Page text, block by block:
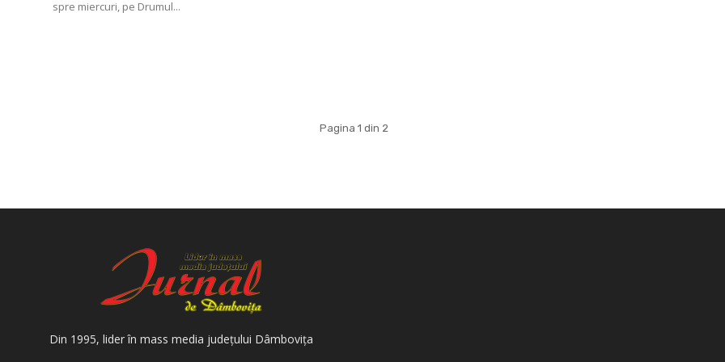
spre miercuri, pe Drumul...
Pagina 1 din 2
Din 1995, lider în mass media judeţului Dâmboviţa